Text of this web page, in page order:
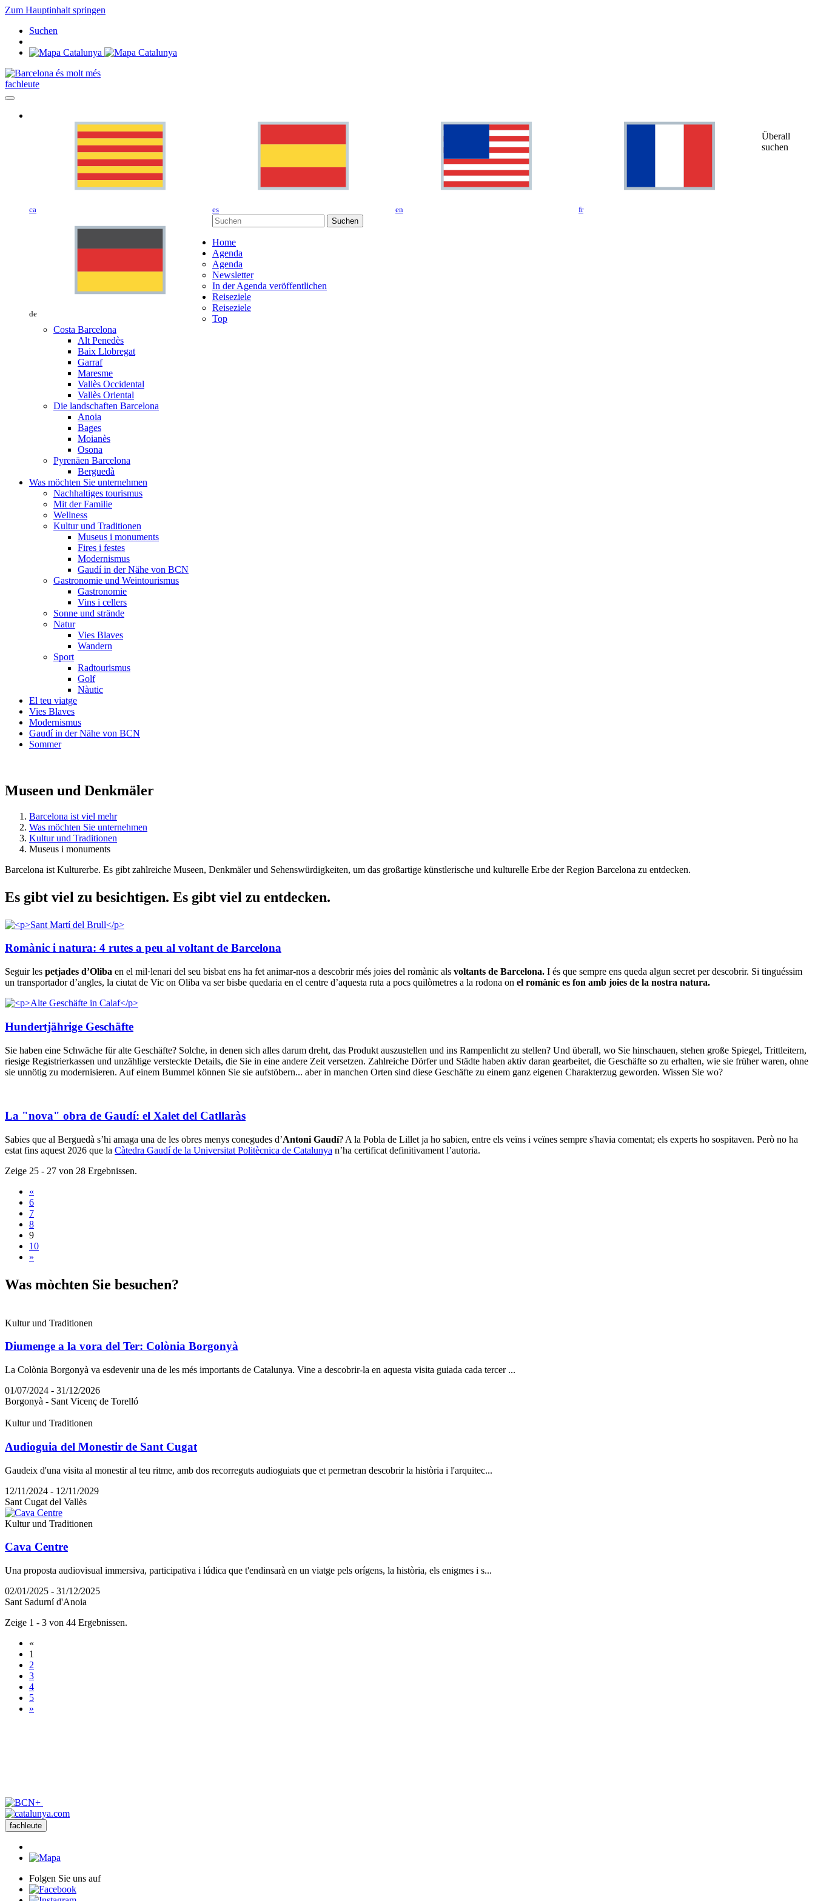
Zum Hauptinhalt springen
Suchen
fachleute
ca es en fr
de
Überall
suchen
Suchen
Home
Agenda
Agenda
Newsletter
In der Agenda veröffentlichen
Reiseziele
Reiseziele
Top
Costa Barcelona
Alt Penedès
Baix Llobregat
Garraf
Maresme
Vallès Occidental
Vallès Oriental
Die landschaften Barcelona
Anoia
Bages
Moianès
Osona
Pyrenäen Barcelona
Berguedà
Was möchten Sie unternehmen
Nachhaltiges tourismus
Mit der Familie
Wellness
Kultur und Traditionen
Museus i monuments
Fires i festes
Modernismus
Gaudí in der Nähe von BCN
Gastronomie und Weintourismus
Gastronomie
Vins i cellers
Sonne und strände
Natur
Vies Blaves
Wandern
Sport
Radtourismus
Golf
Nàutic
El teu viatge
Vies Blaves
Modernismus
Gaudí in der Nähe von BCN
Sommer
Museen und Denkmäler
Barcelona ist viel mehr
Was möchten Sie unternehmen
Kultur und Traditionen
Museus i monuments
Barcelona ist Kulturerbe. Es gibt zahlreiche Museen, Denkmäler und Sehenswürdigkeiten, um das großartige künstlerische und kulturelle Erbe der Region Barcelona zu entdecken.
Es gibt viel zu besichtigen. Es gibt viel zu entdecken.
Romànic i natura: 4 rutes a peu al voltant de Barcelona
Seguir les petjades d’Oliba en el mil·lenari del seu bisbat ens ha fet animar-nos a descobrir més joies del romànic als voltants de Barcelona. I és que sempre ens queda algun secret per descobrir. Si tinguéssim
un transportador d’angles, la ciutat de Vic on Oliba va ser bisbe quedaria en el centre d’aquesta ruta a pocs quilòmetres a la rodona on el romànic es fon amb joies de la nostra natura.
Hundertjährige Geschäfte
Sie haben eine Schwäche für alte Geschäfte? Solche, in denen sich alles darum dreht, das Produkt auszustellen und ins Rampenlicht zu stellen? Und überall, wo Sie hinschauen, stehen große Spiegel, Trittleitern,
riesige Registrierkassen und unzählige versteckte Details, die Sie in eine andere Zeit versetzen. Zahlreiche Dörfer und Städte haben aktiv daran gearbeitet, die Geschäfte so zu erhalten, wie sie früher waren, ohne
sie unnötig zu modernisieren. Auf einem Bummel können Sie sie aufstöbern... aber in manchen Orten sind diese Geschäfte zu einem ganz eigenen Charakterzug geworden. Wissen Sie wo?
La "nova" obra de Gaudí: el Xalet del Catllaràs
Sabies que al Berguedà s’hi amaga una de les obres menys conegudes d’Antoni Gaudí? A la Pobla de Lillet ja ho sabien, entre els veïns i veïnes sempre s'havia comentat; els experts ho sospitaven. Però no ha
estat fins aquest 2026 que la Càtedra Gaudí de la Universitat Politècnica de Catalunya n’ha certificat definitivament l’autoria.
Zeige 25 - 27 von 28 Ergebnissen.
«
6
7
8
9
10
»
Was mòchten Sie besuchen?
Kultur und Traditionen
Diumenge a la vora del Ter: Colònia Borgonyà
La Colònia Borgonyà va esdevenir una de les més importants de Catalunya. Vine a descobrir-la en aquesta visita guiada cada tercer ...
01/07/2024 - 31/12/2026
Borgonyà - Sant Vicenç de Torelló
Kultur und Traditionen
Audioguia del Monestir de Sant Cugat
Gaudeix d'una visita al monestir al teu ritme, amb dos recorreguts audioguiats que et permetran descobrir la història i l'arquitec...
12/11/2024 - 12/11/2029
Sant Cugat del Vallès
Kultur und Traditionen
Cava Centre
Una proposta audiovisual immersiva, participativa i lúdica que t'endinsarà en un viatge pels orígens, la història, els enigmes i s...
02/01/2025 - 31/12/2025
Sant Sadurní d'Anoia
Zeige 1 - 3 von 44 Ergebnissen.
«
1
2
3
4
5
»
fachleute
Folgen Sie uns auf